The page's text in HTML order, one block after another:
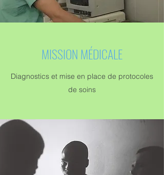
MISSION MÉDICALE
Diagnostics et mise en place de protocoles
de soins